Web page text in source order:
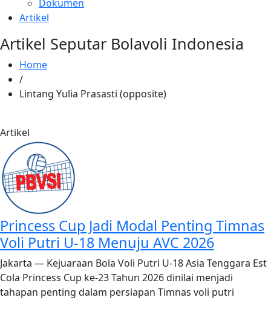
Dokumen
Artikel
Artikel Seputar Bolavoli Indonesia
Home
/
Lintang Yulia Prasasti (opposite)
Artikel
Princess Cup Jadi Modal Penting Timnas
Voli Putri U-18 Menuju AVC 2026
Jakarta — Kejuaraan Bola Voli Putri U-18 Asia Tenggara Est
Cola Princess Cup ke-23 Tahun 2026 dinilai menjadi
tahapan penting dalam persiapan Timnas voli putri